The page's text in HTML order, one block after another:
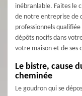
inébranlable. Faites le
de notre entreprise de
professionnels
dépôts nocifs dans
votre maison et de ses
Le bistre, cause
cheminée
Le goudron qui se